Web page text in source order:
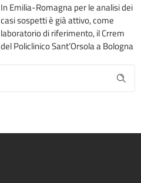
In Emilia-Romagna per le analisi dei
casi sospetti è già attivo, come
laboratorio di riferimento, il Crrem
del Policlinico Sant’Orsola a Bologna